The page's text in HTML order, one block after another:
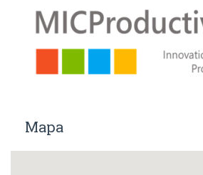
Mapa